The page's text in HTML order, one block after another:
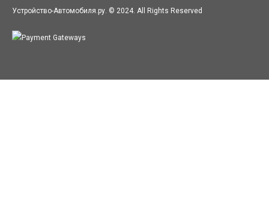
Устройство-Автомобиля.ру. © 2024. All Rights Reserved